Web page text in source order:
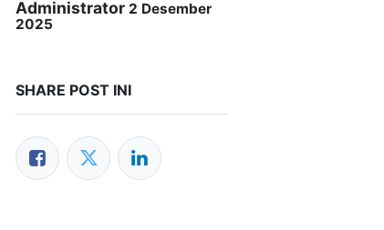
Administrator 2 Desember
2025
SHARE POST INI